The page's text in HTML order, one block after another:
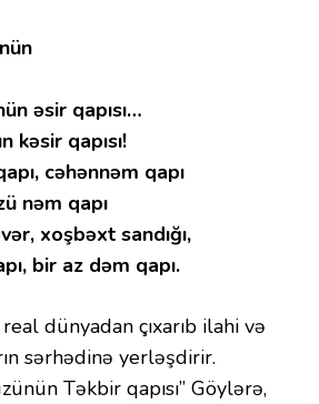
əsir qapısı…
kəsir qapısı!
cəhənnəm qapı
nəm qapı
xoşbəxt sandığı,
bir az dəm qapı.
real dünyadan çıxarıb ilahi və
sərhədinə yerləşdirir.
Təkbir qapısı” Göylərə,